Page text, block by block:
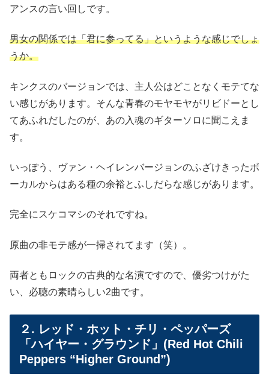
アンスの言い回しです。
男女の関係では「君に参ってる」というような感じでしょ
うか。
キンクスのバージョンでは、主人公はどことなくモテてな
い感じがあります。そんな青春のモヤモヤがリビドーとし
てあふれだしたのが、あの入魂のギターソロに聞こえま
す。
いっぽう、ヴァン・ヘイレンバージョンのふざけきったボ
ーカルからはある種の余裕とふしだらな感じがあります。
完全にスケコマシのそれですね。
原曲の非モテ感が一掃されてます（笑）。
両者ともロックの古典的な名演ですので、優劣つけがた
い、必聴の素晴らしい2曲です。
２. レッド・ホット・チリ・ペッパーズ
「ハイヤー・グラウンド」(Red Hot Chili
Peppers “Higher Ground”)